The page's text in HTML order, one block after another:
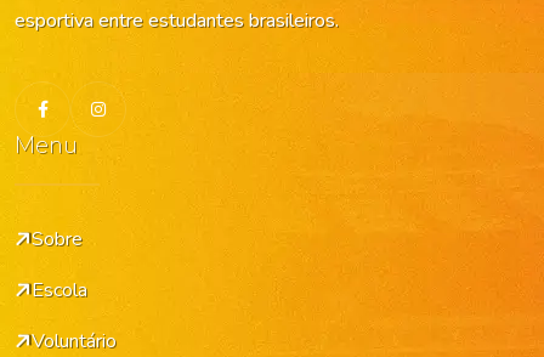
esportiva entre estudantes brasileiros.
Menu
Sobre
Escola
Voluntário